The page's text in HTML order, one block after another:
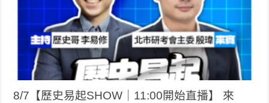
8/7【歷史易起SHOW｜11:00開始直播】 來